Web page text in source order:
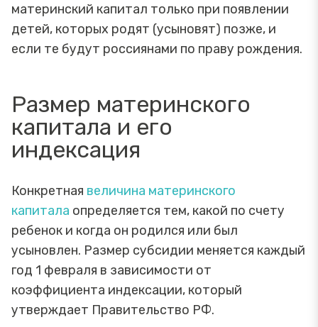
материнский капитал только при появлении
детей, которых родят (усыновят) позже, и
если те будут россиянами по праву рождения.
Размер материнского
капитала и его
индексация
Конкретная величина материнского
капитала определяется тем, какой по счету
ребенок и когда он родился или был
усыновлен. Размер субсидии меняется каждый
год 1 февраля в зависимости от
коэффициента индексации, который
утверждает Правительство РФ.